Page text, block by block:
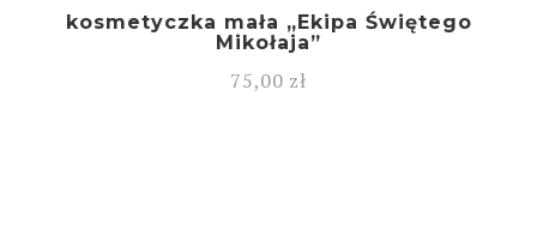
kosmetyczka mała „Ekipa Świętego
Mikołaja”
75,00 zł